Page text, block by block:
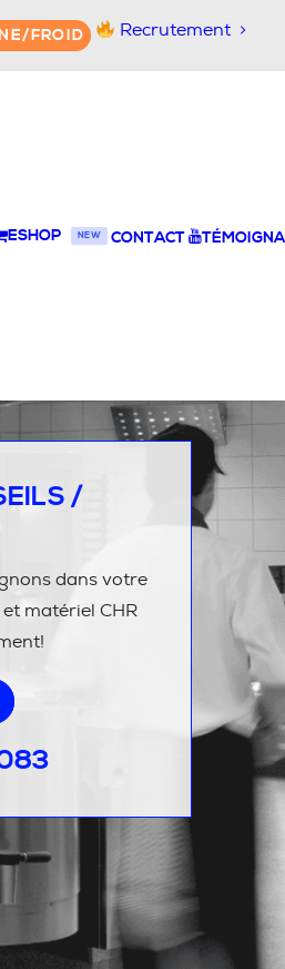
FROID Recrutement
ESHOP NEW CONTACT
/
dans votre
matériel CHR